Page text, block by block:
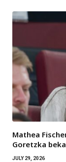
Mathea
Goretzka
JULY 29, 2026